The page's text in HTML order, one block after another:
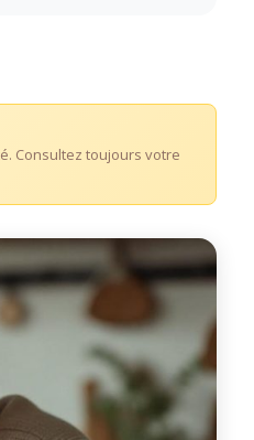
Consultez toujours votre